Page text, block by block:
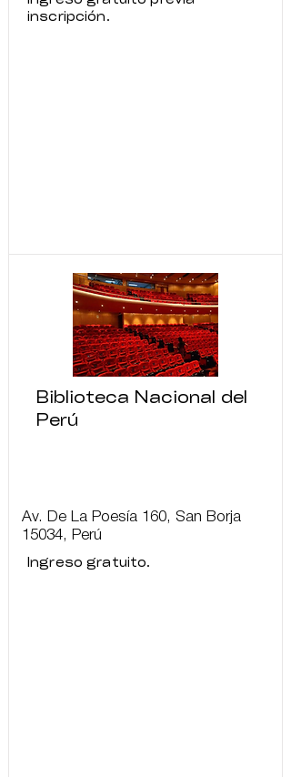
inscripción.
Biblioteca Nacional del
Perú
Av. De La Poesía 160, San Borja
15034, Perú
Ingreso gratuito.